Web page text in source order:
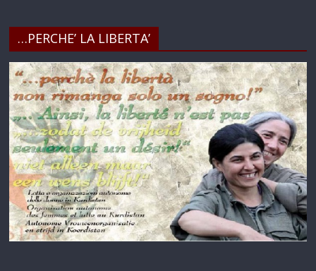
…PERCHE’ LA LIBERTA’